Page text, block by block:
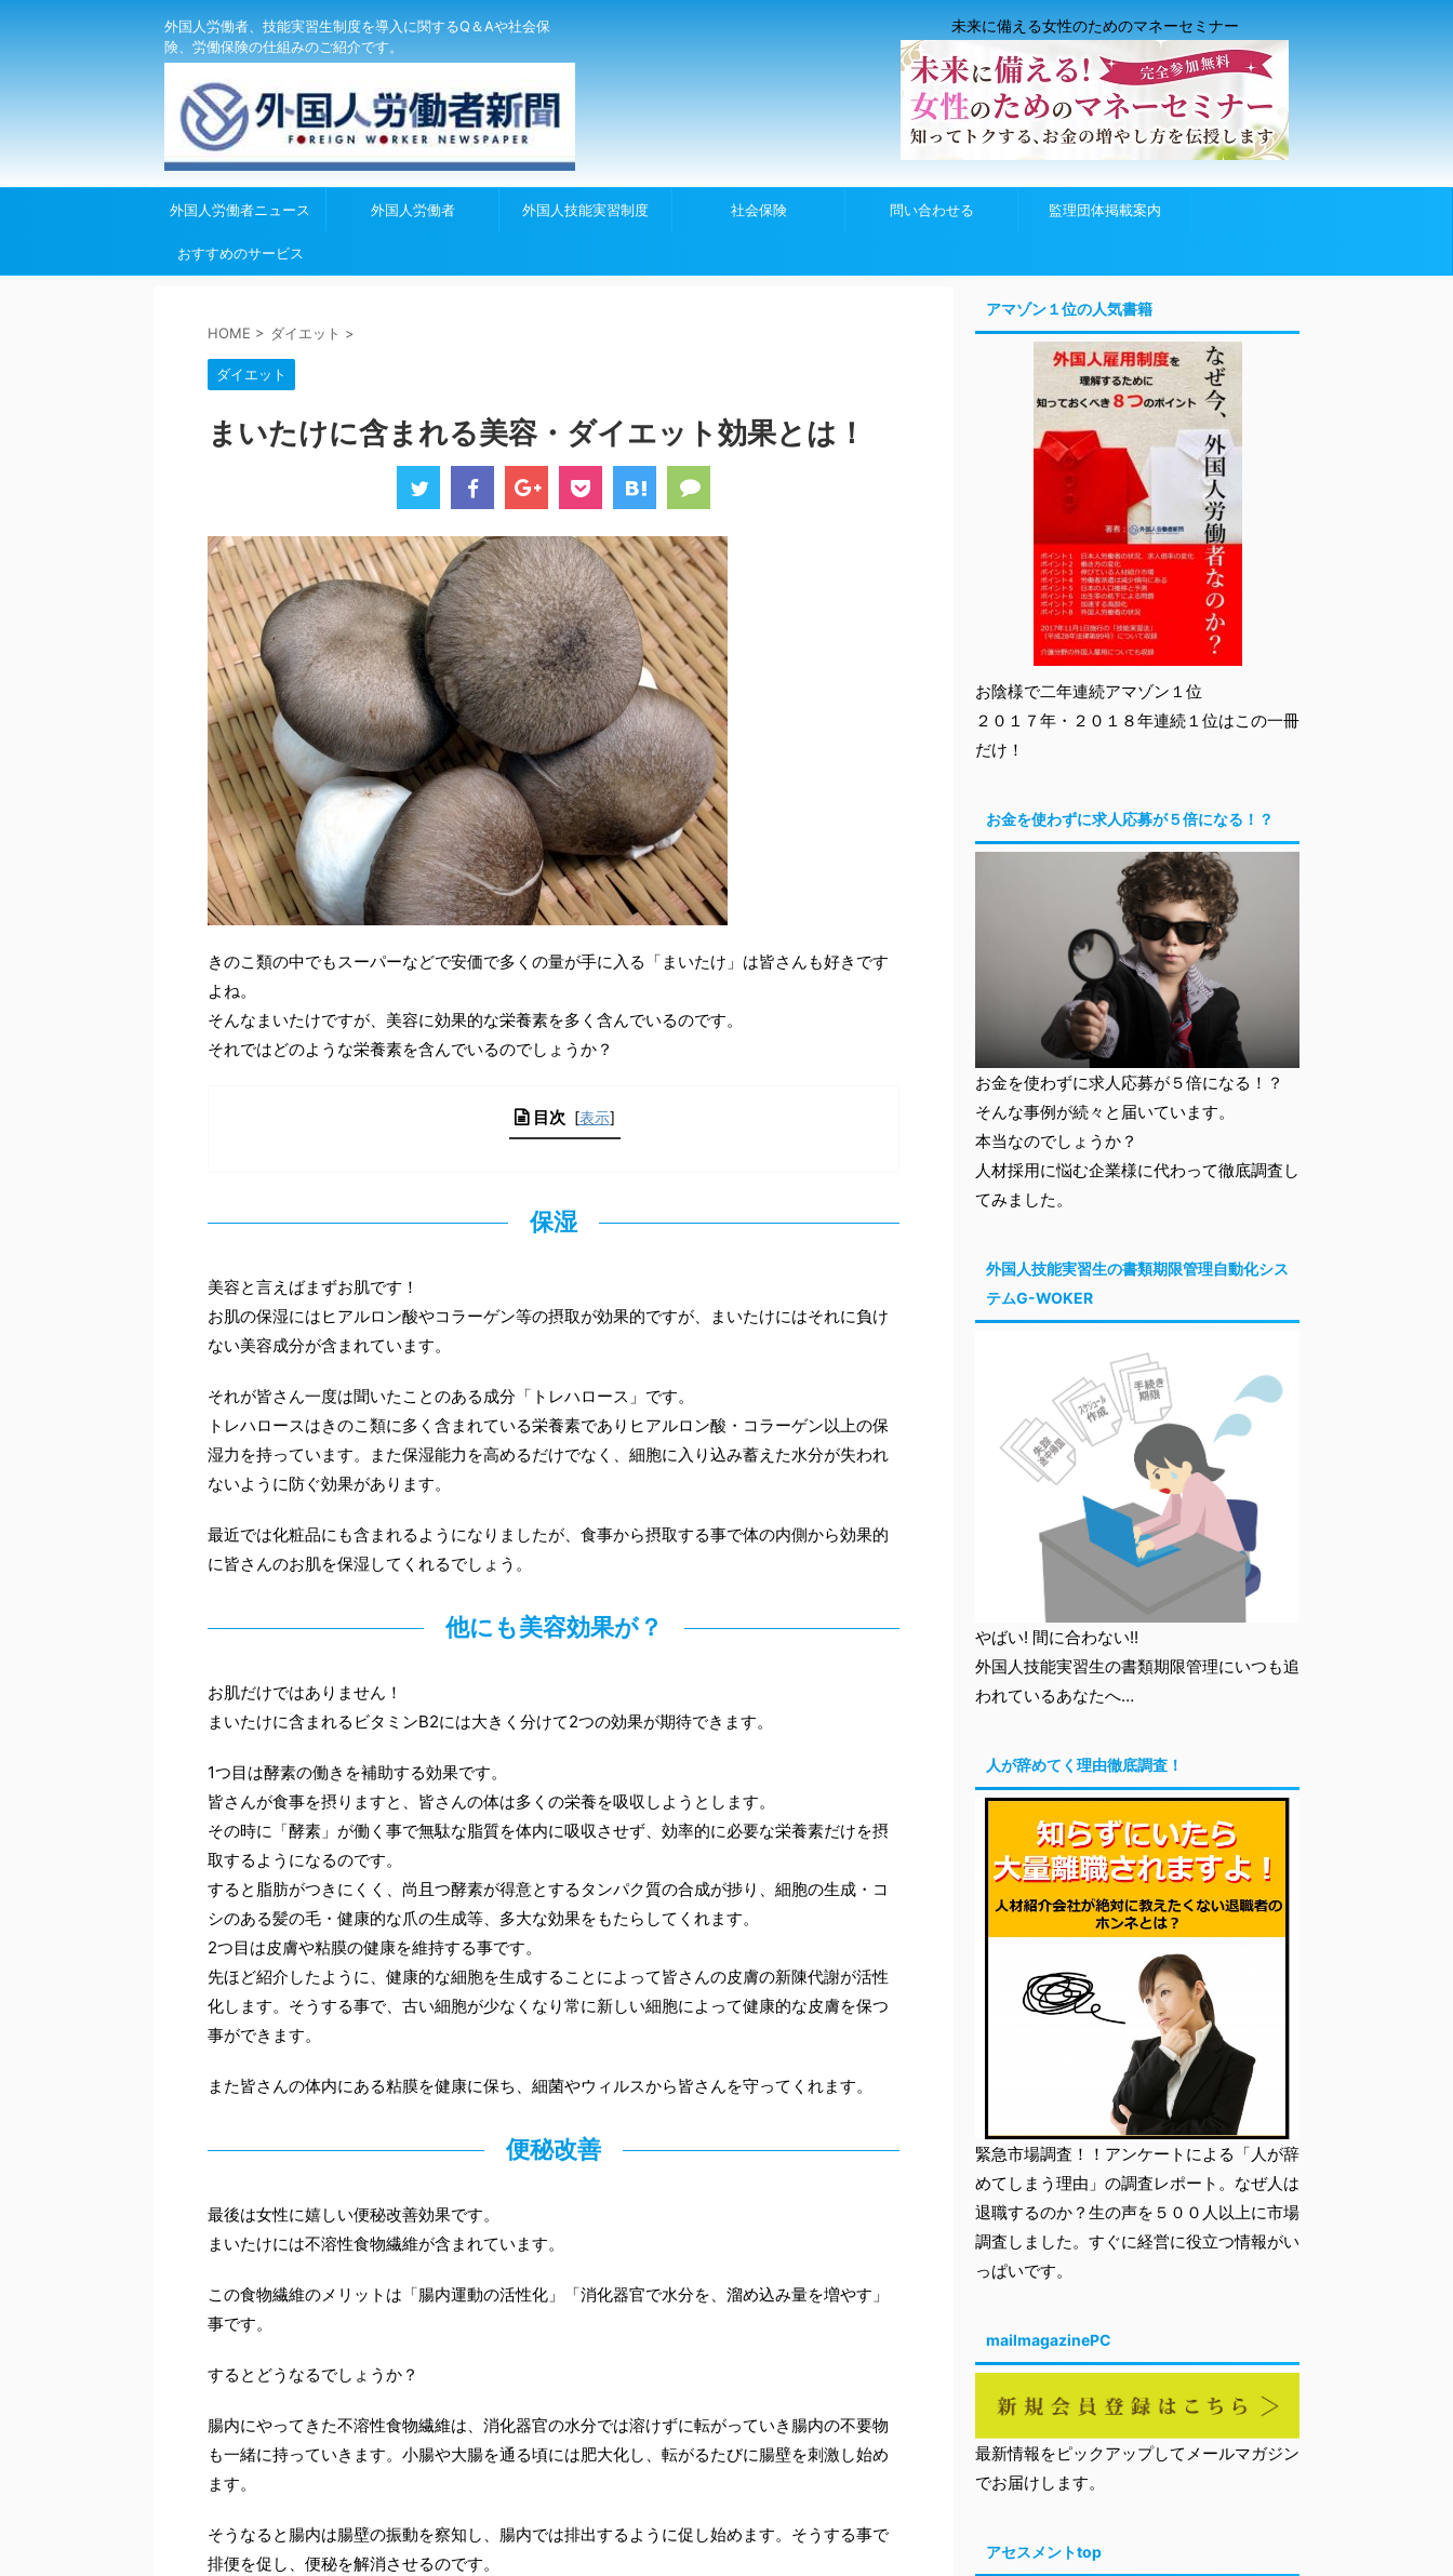
外国人労働者、技能実習生制度を導入に関するQ＆Aや社会保
険、労働保険の仕組みのご紹介です。
未来に備える女性のためのマネーセミナー
外国人労働者ニュース 外国人労働者 外国人技能実習制度 社会保険 問い合わせる 監理団体掲載案内
おすすめのサービス
HOME > ダイエット >
ダイエット
まいたけに含まれる美容・ダイエット効果とは！
きのこ類の中でもスーパーなどで安価で多くの量が手に入る「まいたけ」は皆さんも好きです
よね。
そんなまいたけですが、美容に効果的な栄養素を多く含んでいるのです。
それではどのような栄養素を含んでいるのでしょうか？
目次 [表示]
保湿
美容と言えばまずお肌です！
お肌の保湿にはヒアルロン酸やコラーゲン等の摂取が効果的ですが、まいたけにはそれに負け
ない美容成分が含まれています。
それが皆さん一度は聞いたことのある成分「トレハロース」です。
トレハロースはきのこ類に多く含まれている栄養素でありヒアルロン酸・コラーゲン以上の保
湿力を持っています。また保湿能力を高めるだけでなく、細胞に入り込み蓄えた水分が失われ
ないように防ぐ効果があります。
最近では化粧品にも含まれるようになりましたが、食事から摂取する事で体の内側から効果的
に皆さんのお肌を保湿してくれるでしょう。
他にも美容効果が？
お肌だけではありません！
まいたけに含まれるビタミンB2には大きく分けて2つの効果が期待できます。
1つ目は酵素の働きを補助する効果です。
皆さんが食事を摂りますと、皆さんの体は多くの栄養を吸収しようとします。
その時に「酵素」が働く事で無駄な脂質を体内に吸収させず、効率的に必要な栄養素だけを摂
取するようになるのです。
すると脂肪がつきにくく、尚且つ酵素が得意とするタンパク質の合成が捗り、細胞の生成・コ
シのある髪の毛・健康的な爪の生成等、多大な効果をもたらしてくれます。
2つ目は皮膚や粘膜の健康を維持する事です。
先ほど紹介したように、健康的な細胞を生成することによって皆さんの皮膚の新陳代謝が活性
化します。そうする事で、古い細胞が少なくなり常に新しい細胞によって健康的な皮膚を保つ
事ができます。
また皆さんの体内にある粘膜を健康に保ち、細菌やウィルスから皆さんを守ってくれます。
便秘改善
最後は女性に嬉しい便秘改善効果です。
まいたけには不溶性食物繊維が含まれています。
この食物繊維のメリットは「腸内運動の活性化」「消化器官で水分を、溜め込み量を増やす」
事です。
するとどうなるでしょうか？
腸内にやってきた不溶性食物繊維は、消化器官の水分では溶けずに転がっていき腸内の不要物
も一緒に持っていきます。小腸や大腸を通る頃には肥大化し、転がるたびに腸壁を刺激し始め
ます。
そうなると腸内は腸壁の振動を察知し、腸内では排出するように促し始めます。そうする事で
排便を促し、便秘を解消させるのです。
アマゾン１位の人気書籍
お陰様で二年連続アマゾン１位
２０１７年・２０１８年連続１位はこの一冊
だけ！
お金を使わずに求人応募が５倍になる！？
お金を使わずに求人応募が５倍になる！？
そんな事例が続々と届いています。
本当なのでしょうか？
人材採用に悩む企業様に代わって徹底調査し
てみました。
外国人技能実習生の書類期限管理自動化シス
テムG-WOKER
やばい! 間に合わない!!
外国人技能実習生の書類期限管理にいつも追
われているあなたへ…
人が辞めてく理由徹底調査！
緊急市場調査！！アンケートによる「人が辞
めてしまう理由」の調査レポート。なぜ人は
退職するのか？生の声を５００人以上に市場
調査しました。すぐに経営に役立つ情報がい
っぱいです。
mailmagazinePC
最新情報をピックアップしてメールマガジン
でお届けします。
アセスメントtop